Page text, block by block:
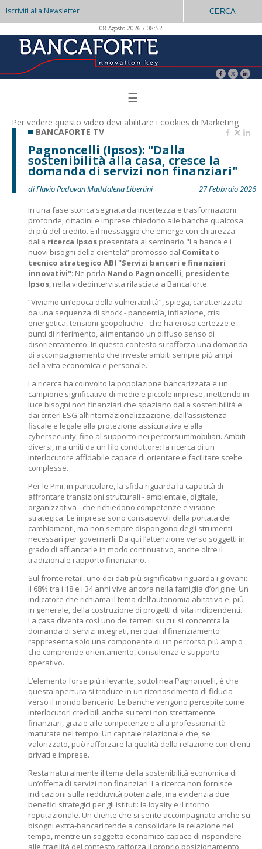
Iscriviti alla Newsletter CERCA
08 Agosto 2026 / 08:52
☰
Per vedere questo video devi abilitare i cookies di Marketing
BANCAFORTE TV
Pagnoncelli (Ipsos): "Dalla
sostenibilità alla casa, cresce la
domanda di servizi non finanziari"
di Flavio Padovan Maddalena Libertini
27 Febbraio 2026
In una fase storica segnata da incertezza e trasformazioni
profonde, cittadini e imprese chiedono alle banche qualcosa
di più del credito. È il messaggio che emerge con chiarezza
dalla ricerca Ipsos presentata al seminario "La banca e i
nuovi bisogni della clientela” promosso dal Comitato
tecnico strategico ABI "Servizi bancari e finanziari
innovativi": Ne parla Nando Pagnoncelli, presidente
Ipsos, nella videointervista rilasciata a Bancaforte.
“Viviamo un’epoca della vulnerabilità”, spiega, caratterizzata
da una sequenza di shock - pandemia, inflazione, crisi
energetica, tensioni geopolitiche - che ha eroso certezze e
punti di riferimento, alimentando un diffuso senso di
disorientamento. In questo contesto si rafforza una domanda
di accompagnamento che investe ambiti sempre più ampi
della vita economica e personale.
La ricerca ha coinvolto la popolazione bancarizzata e un
campione significativo di medie e piccole imprese, mettendo in
luce bisogni non finanziari che spaziano dalla sostenibilità e
dai criteri ESG all’internazionalizzazione, dall’assistenza
fiscale e legale alla protezione assicurativa e alla
cybersecurity, fino al supporto nei percorsi immobiliari. Ambiti
diversi, ma uniti da un filo conduttore: la ricerca di un
interlocutore affidabile capace di orientare e facilitare scelte
complesse.
Per le Pmi, in particolare, la sfida riguarda la capacità di
affrontare transizioni strutturali - ambientale, digitale,
organizzativa - che richiedono competenze e visione
strategica. Le imprese sono consapevoli della portata dei
cambiamenti, ma non sempre dispongono degli strumenti
necessari per governarli. Da qui l’attenzione verso soggetti in
grado di affiancarle in modo continuativo, anche oltre il
tradizionale rapporto finanziario.
Sul fronte retail, uno dei dati più significativi riguarda i giovani:
il 68% tra i 18 e i 34 anni vive ancora nella famiglia d’origine. Un
indicatore che richiama il tema dell’autonomia abitativa e, più
in generale, della costruzione di progetti di vita indipendenti.
La casa diventa così uno dei terreni su cui si concentra la
domanda di servizi integrati, nei quali il finanziamento
rappresenta solo una componente di un percorso più ampio
che comprende orientamento, consulenza e supporto
operativo.
L’elemento forse più rilevante, sottolinea Pagnoncelli, è che
questa apertura si traduce in un riconoscimento di fiducia
verso il mondo bancario. Le banche vengono percepite come
interlocutori credibili anche su temi non strettamente
finanziari, grazie alle competenze e alla professionalità
maturate nel tempo. Un capitale relazionale che, se
valorizzato, può rafforzare la qualità della relazione con clienti
privati e imprese.
Resta naturalmente il tema della sostenibilità economica di
un’offerta di servizi non finanziari. La ricerca non fornisce
indicazioni sulla redditività potenziale, ma evidenzia due
benefici strategici per gli istituti: la loyalty e il ritorno
reputazionale. Un cliente che si sente accompagnato anche su
bisogni extra-bancari tende a consolidare la relazione nel
tempo, mentre un soggetto economico capace di rispondere
alle fragilità del contesto rafforza il proprio posizionamento